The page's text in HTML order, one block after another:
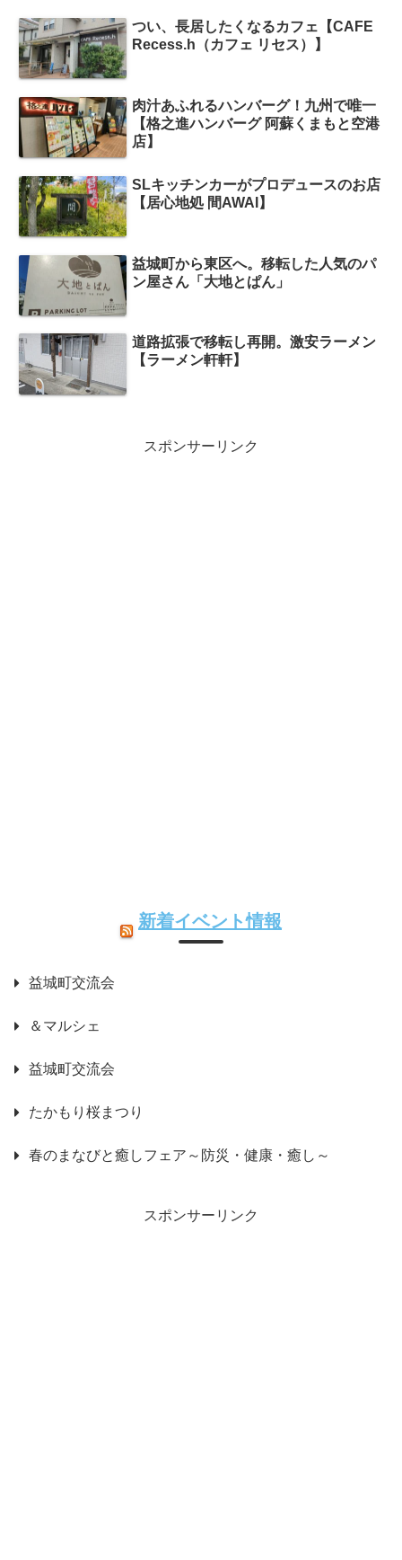
つい、長居したくなるカフェ【CAFE
Recess.h（カフェ リセス）】
肉汁あふれるハンバーグ！九州で唯一
【格之進ハンバーグ 阿蘇くまもと空港
店】
SLキッチンカーがプロデュースのお店
【居心地処 間AWAI】
益城町から東区へ。移転した人気のパ
ン屋さん「大地とぱん」
道路拡張で移転し再開。激安ラーメン
【ラーメン軒軒】
スポンサーリンク
新着イベント情報
益城町交流会
＆マルシェ
益城町交流会
たかもり桜まつり
春のまなびと癒しフェア～防災・健康・癒し～
スポンサーリンク